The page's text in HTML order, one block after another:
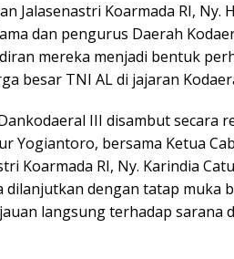
Jalasenastri Koarmada RI, Ny.
dan pengurus Daerah
mereka menjadi bentuk
besar TNI AL di jajaran
III disambut secara
Yogiantoro, bersama Ketua
Koarmada RI, Ny. Karindia
dilanjutkan dengan tatap muka
langsung terhadap sarana